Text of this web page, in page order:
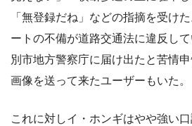
「無登録だね」などの指摘を受け
ートの不備が道路交通法に違反し
別市地方警察庁に届け出たと苦情
画像を送って来たユーザーもいた。
これに対しイ・ホンギはやや強い